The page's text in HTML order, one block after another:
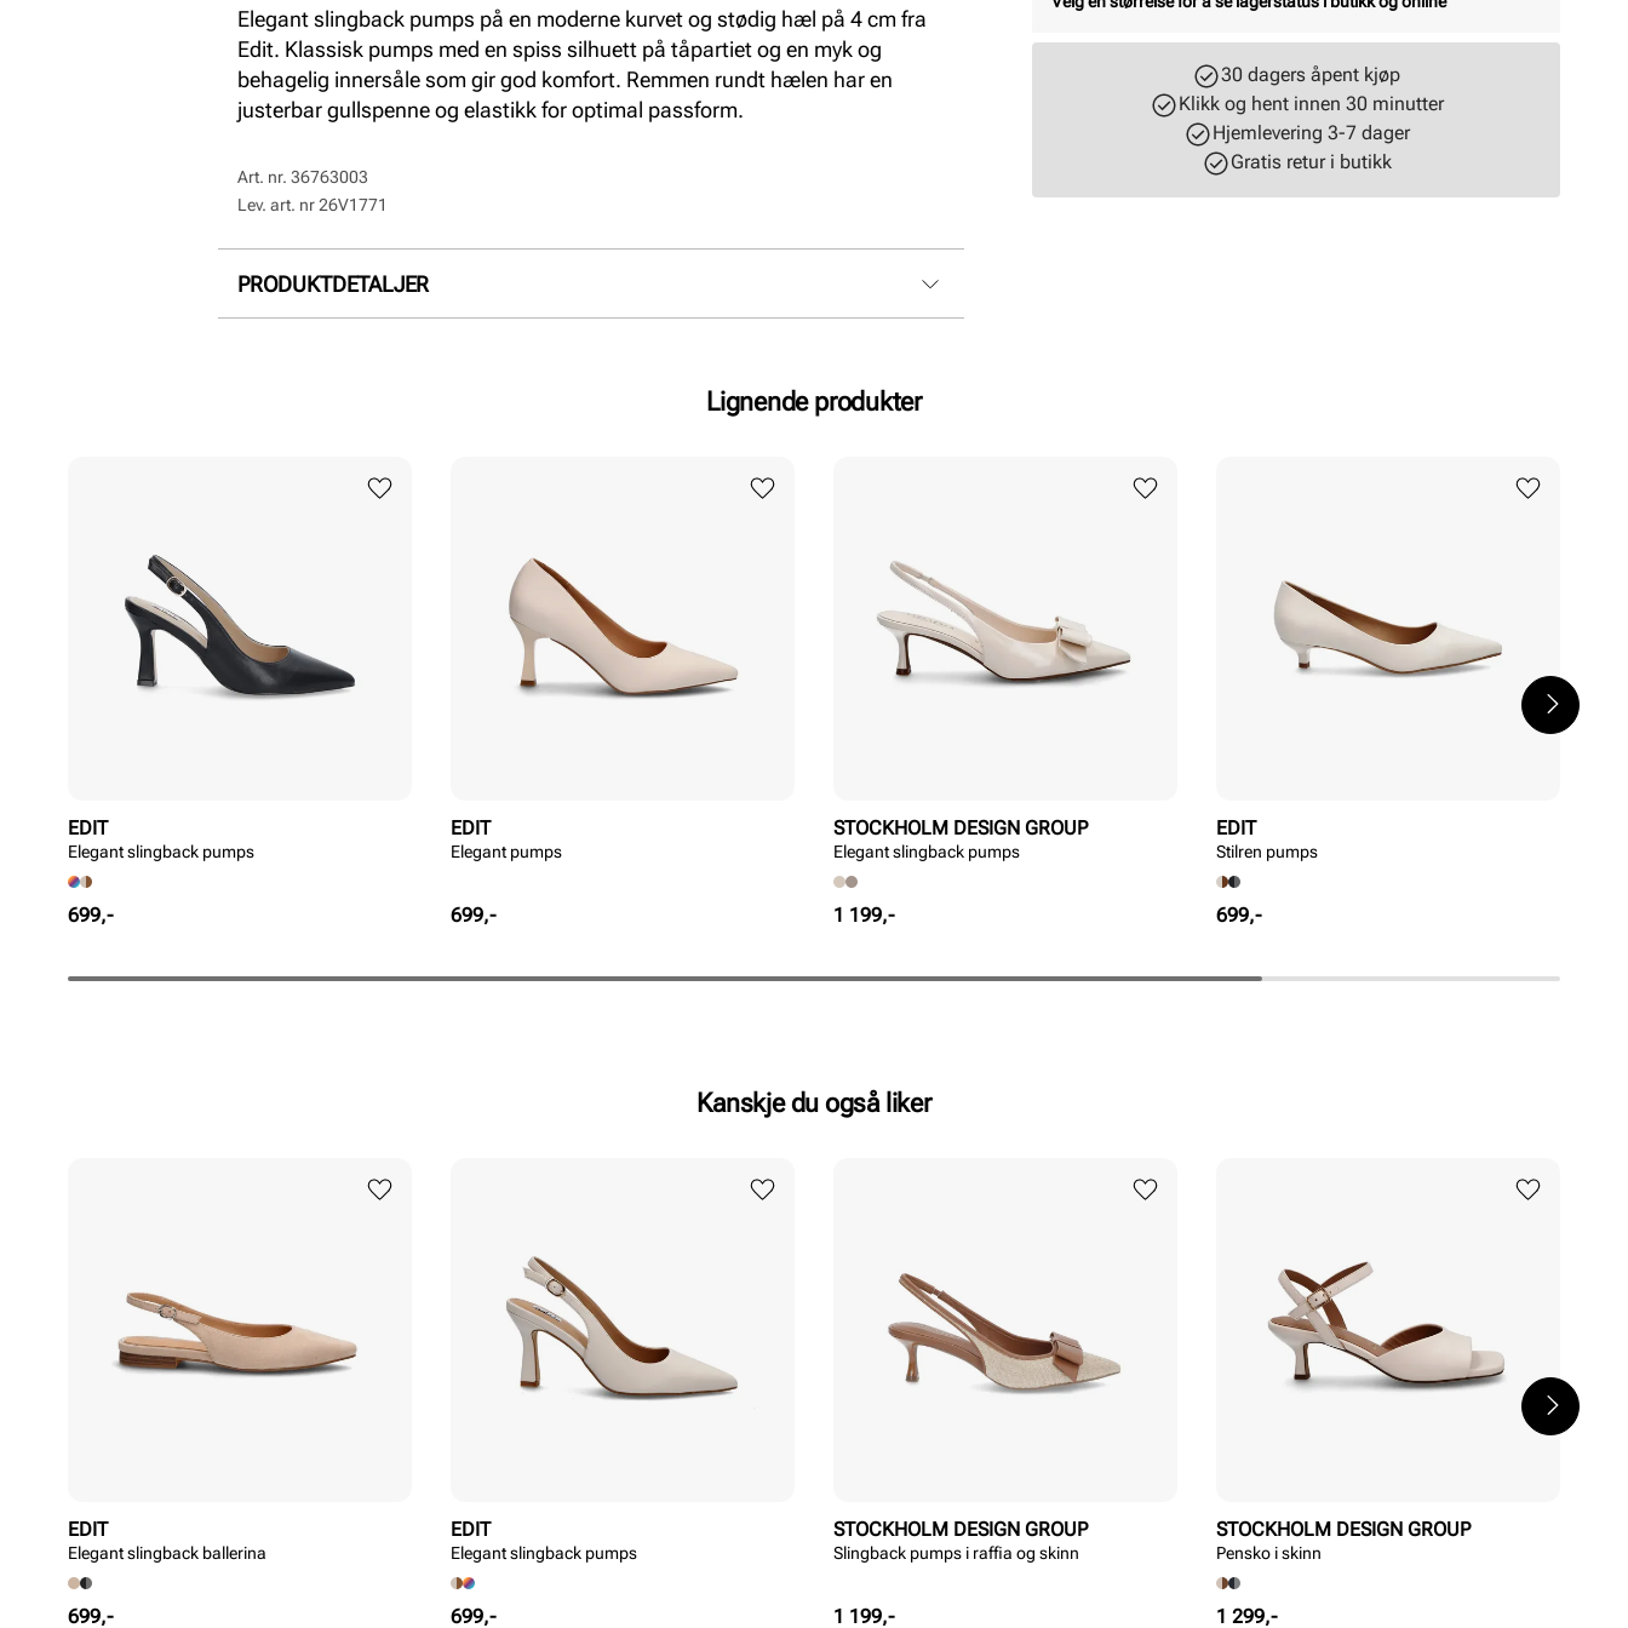
Elegant slingback pumps på en moderne kurvet og stødig hæl på 4 cm fra
Edit. Klassisk pumps med en spiss silhuett på tåpartiet og en myk og
behagelig innersåle som gir god komfort. Remmen rundt hælen har en
justerbar gullspenne og elastikk for optimal passform.
Art. nr. 36763003
Lev. art. nr26V1771
PRODUKTDETALJER
30 dagers åpent kjøp
Klikk og hent innen 30 minutter
Hjemlevering 3-7 dager
Gratis retur i butikk
Lignende produkter
EDIT
Elegant slingback pumps
Pris
699,-
EDIT
Elegant pumps
Pris
699,-
STOCKHOLM DESIGN GROUP
Elegant slingback pumps
Pris
1 199,-
EDIT
Stilren pumps
Pris
699,-
Kanskje du også liker
EDIT
Elegant slingback ballerina
Pris
699,-
EDIT
Elegant slingback pumps
Pris
699,-
STOCKHOLM DESIGN GROUP
Slingback pumps i raffia og skinn
Pris
1 199,-
STOCKHOLM DESIGN GROUP
Pensko i skinn
Pris
1 299,-